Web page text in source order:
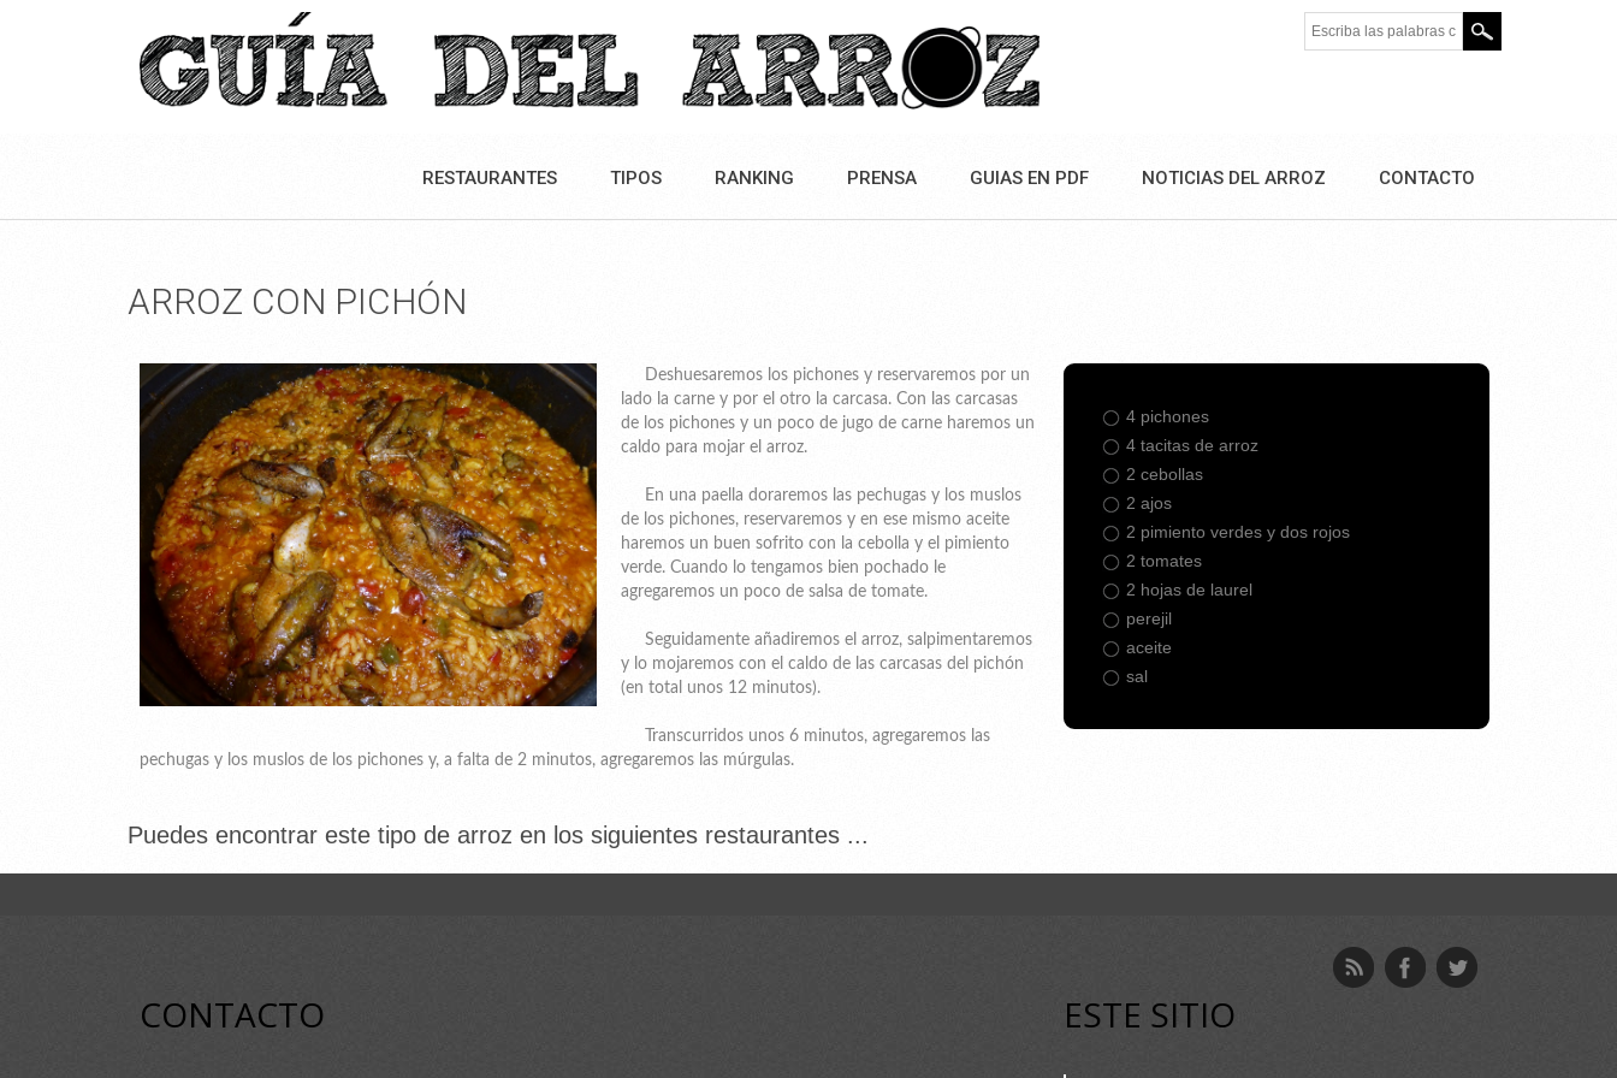
Escriba las palabras clave.
RESTAURANTES TIPOS RANKING PRENSA GUIAS EN PDF NOTICIAS DEL ARROZ CONTACTO
ARROZ CON PICHÓN
Deshuesaremos los pichones y reservaremos por un
lado la carne y por el otro la carcasa. Con las carcasas
de los pichones y un poco de jugo de carne haremos un
caldo para mojar el arroz.
En una paella doraremos las pechugas y los muslos
de los pichones, reservaremos y en ese mismo aceite
haremos un buen sofrito con la cebolla y el pimiento
verde. Cuando lo tengamos bien pochado le
agregaremos un poco de salsa de tomate.
Seguidamente añadiremos el arroz, salpimentaremos
y lo mojaremos con el caldo de las carcasas del pichón
(en total unos 12 minutos).
Transcurridos unos 6 minutos, agregaremos las
pechugas y los muslos de los pichones y, a falta de 2 minutos, agregaremos las múrgulas.
4 pichones
4 tacitas de arroz
2 cebollas
2 ajos
2 pimiento verdes y dos rojos
2 tomates
2 hojas de laurel
perejil
aceite
sal
Puedes encontrar este tipo de arroz en los siguientes restaurantes ...
CONTACTO ESTE SITIO